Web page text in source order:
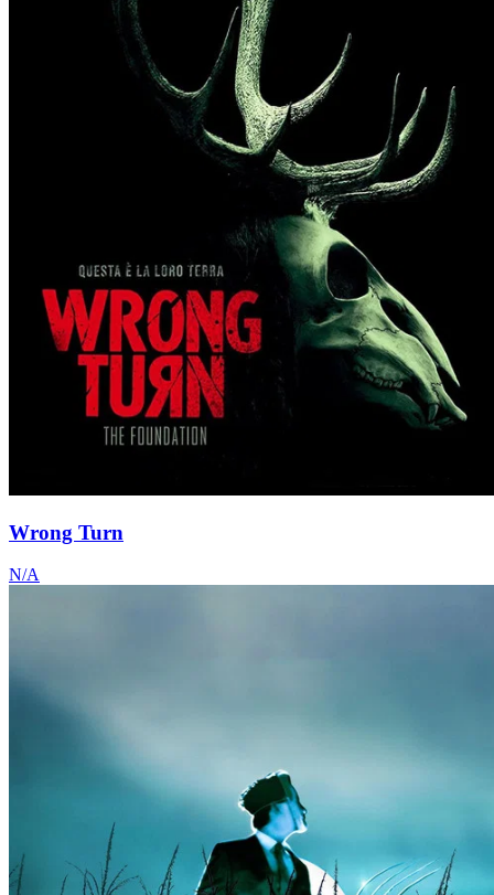
Wrong Turn
N/A